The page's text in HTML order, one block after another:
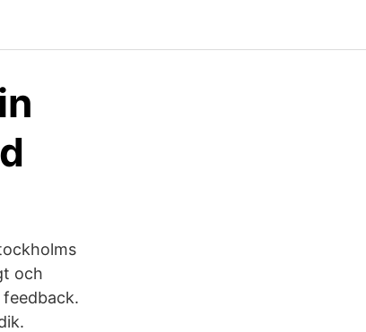
och